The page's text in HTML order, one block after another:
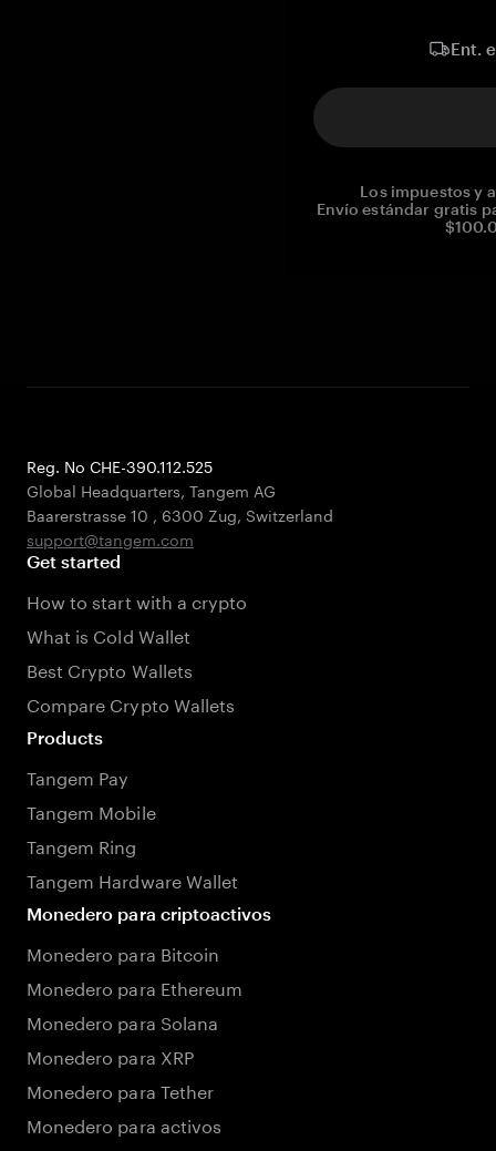
Ent.
Los impuestos y
Envío estándar gratis
Reg. No CHE-390.112.525
Global Headquarters, Tangem AG
Baarerstrasse 10 , 6300 Zug, Switzerland
support@tangem.com
Get started
How to start with a crypto
What is Cold Wallet
Best Crypto Wallets
Compare Crypto Wallets
Products
Tangem Pay
Tangem Mobile
Tangem Ring
Tangem Hardware Wallet
Monedero para criptoactivos
Monedero para Bitcoin
Monedero para Ethereum
Monedero para Solana
Monedero para XRP
Monedero para Tether
Monedero para activos